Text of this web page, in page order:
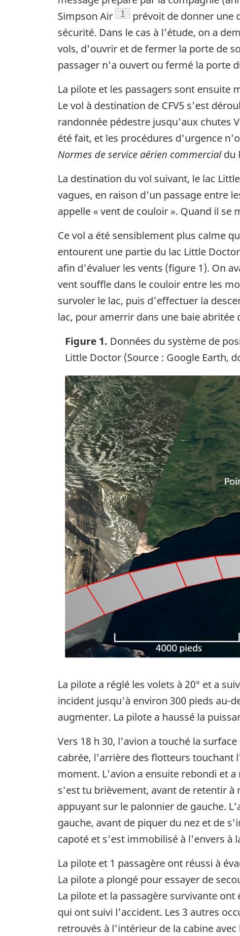
Simpson Air
Note de bas de page
1
prévoit de donner une
sécurité. Dans le cas à l'étude, on a
vols, d'ouvrir et de fermer la porte de
passager n'a ouvert ou fermé la porte
La pilote et les passagers sont ensuite
Le vol à destination de CFV5 s'est
randonnée pédestre jusqu'aux chutes
été fait, et les procédures d'urgence
Normes de service aérien commercialdu
La destination du vol suivant, le lac
vagues, en raison d'un passage entre
appelle « vent de couloir ». Quand il
Ce vol a été sensiblement plus calme
entourent une partie du lac Little
afin d'évaluer les vents (figure 1). On
vent souffle dans le couloir entre les
survoler le lac, puis d'effectuer la
lac, pour amerrir dans une baie abritée
Figure 1. Données du système de
Little Doctor (Source : Google Earth,
Image
La pilote a réglé les volets à 20° et a
incident jusqu'à environ 300 pieds au-
augmenter. La pilote a haussé la
Vers 18 h 30, l'avion a touché la
cabrée, l'arrière des flotteurs touchant
moment. L'avion a ensuite rebondi et
s'est tu brièvement, avant de retentir à
appuyant sur le palonnier de gauche.
gauche, avant de piquer du nez et de
capoté et s'est immobilisé à l'envers à
La pilote et 1 passagère ont réussi à
La pilote a plongé pour essayer de
La pilote et la passagère survivante
qui ont suivi l'accident. Les 3 autres
retrouvés à l'intérieur de la cabine